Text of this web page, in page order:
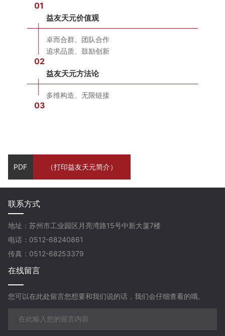
01
益友天元价值观
卓而合群、团队合作
追求品质、鼓励创新
02
益友天元方法论
多维构造、无限链接
03
PDF （打印益友天元简介）
联系方式
地址：苏州市工业园区月亮湾路15号中新大厦7楼
电话：0512-68240861
传真：0512-68253379
在线留言
您可以在此处留言您想要和我们说的话，我们会仔细查看的哦。